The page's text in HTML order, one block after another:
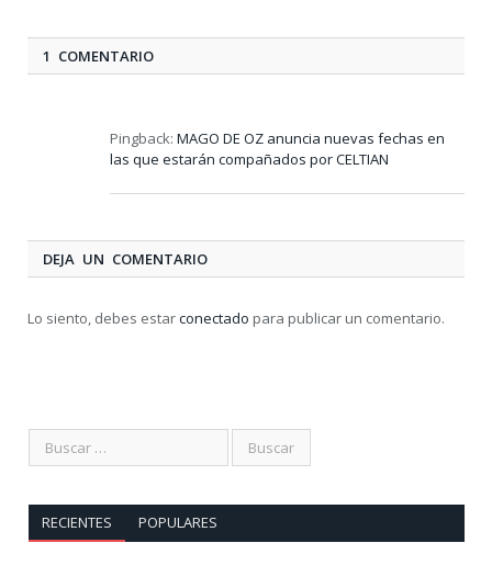
1 COMENTARIO
Pingback: MAGO DE OZ anuncia nuevas fechas en
las que estarán compañados por CELTIAN
DEJA UN COMENTARIO
Lo siento, debes estarconectado para publicar un comentario.
RECIENTES POPULARES